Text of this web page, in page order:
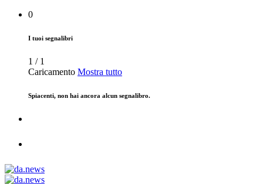
0
I tuoi segnalibri
1 / 1
Caricamento Mostra tutto
Spiacenti, non hai ancora alcun segnalibro.